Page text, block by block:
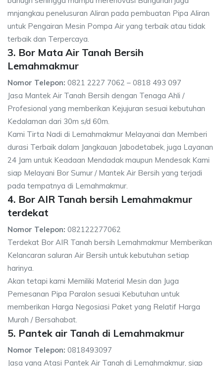
mnjangkau penelusuran Aliran pada pembuatan Pipa Aliran
untuk Pengairan Mesin Pompa Air yang terbaik atau tidak
terbaik dan Terpercaya.
3. Bor Mata Air Tanah Bersih
Lemahmakmur
Nomor Telepon: 0821 2227 7062 – 0818 493 097
Jasa Mantek Air Tanah Bersih dengan Tenaga Ahli /
Profesional yang memberikan Kejujuran sesuai kebutuhan
Kedalaman dari 30m s/d 60m.
Kami Tirta Nadi di Lemahmakmur Melayanai dan Memberi
durasi Terbaik dalam Jangkauan Jabodetabek, juga Layanan
24 Jam untuk Keadaan Mendadak maupun Mendesak Kami
siap Melayani Bor Sumur / Mantek Air Bersih yang terjadi
pada tempatnya di Lemahmakmur.
4. Bor AIR Tanah bersih Lemahmakmur
terdekat
Nomor Telepon: 082122277062
Terdekat Bor AIR Tanah bersih Lemahmakmur Memberikan
Kelancaran saluran Air Bersih untuk kebutuhan setiap
harinya.
Akan tetapi kami Memiliki Material Mesin dan Juga
Pemesanan Pipa Paralon sesuai Kebutuhan untuk
memberikan Harga Negosiasi Paket yang Relatif Harga
Murah / Bersahabat.
5. Pantek air Tanah di Lemahmakmur
Nomor Telepon: 0818493097
Jasa yang Atasi Pantek Air Tanah di Lemahmakmur, siap